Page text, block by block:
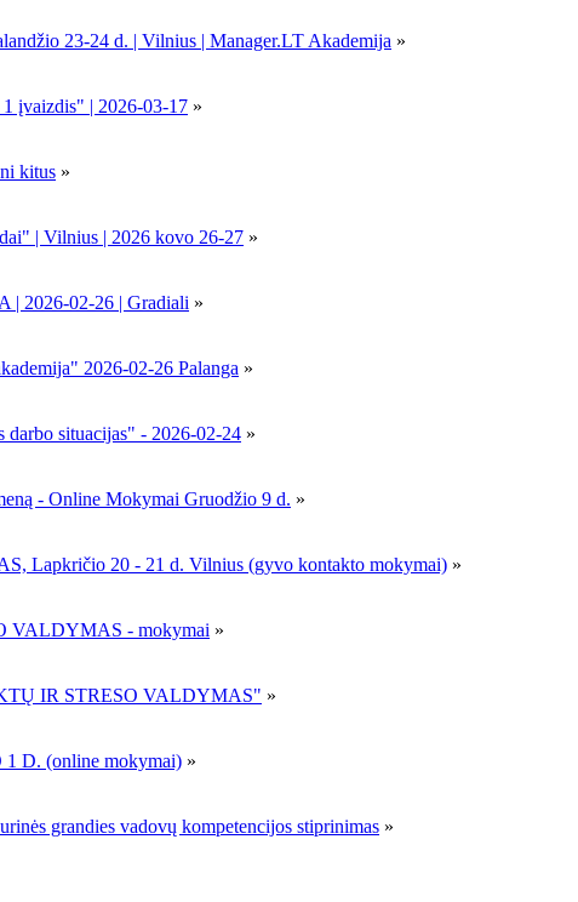
23-24 d. | Vilnius | Manager.LT Akademija »
įvaizdis" | 2026-03-17 »
kitus »
| Vilnius | 2026 kovo 26-27 »
2026-02-26 | Gradiali »
2026-02-26 Palanga »
darbo situacijas" - 2026-02-24 »
- Online Mokymai Gruodžio 9 d. »
Lapkričio 20 - 21 d. Vilnius (gyvo kontakto mokymai) »
VALDYMAS - mokymai »
IR STRESO VALDYMAS" »
D. (online mokymai) »
grandies vadovų kompetencijos stiprinimas »